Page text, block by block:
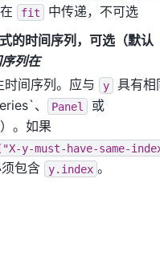
fit
中传递，不可选
的时间序列，可选（默认
列在
间序列。应与
y
具有相
、 Panel 或
）。如果
y-must-have-same-
包含 y.index 。